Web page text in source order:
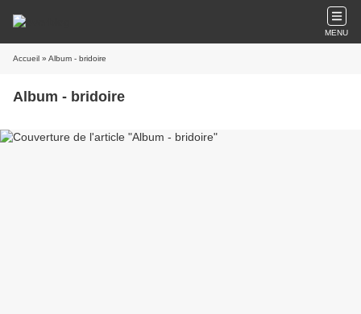
MENU
Accueil » Album - bridoire
Album - bridoire